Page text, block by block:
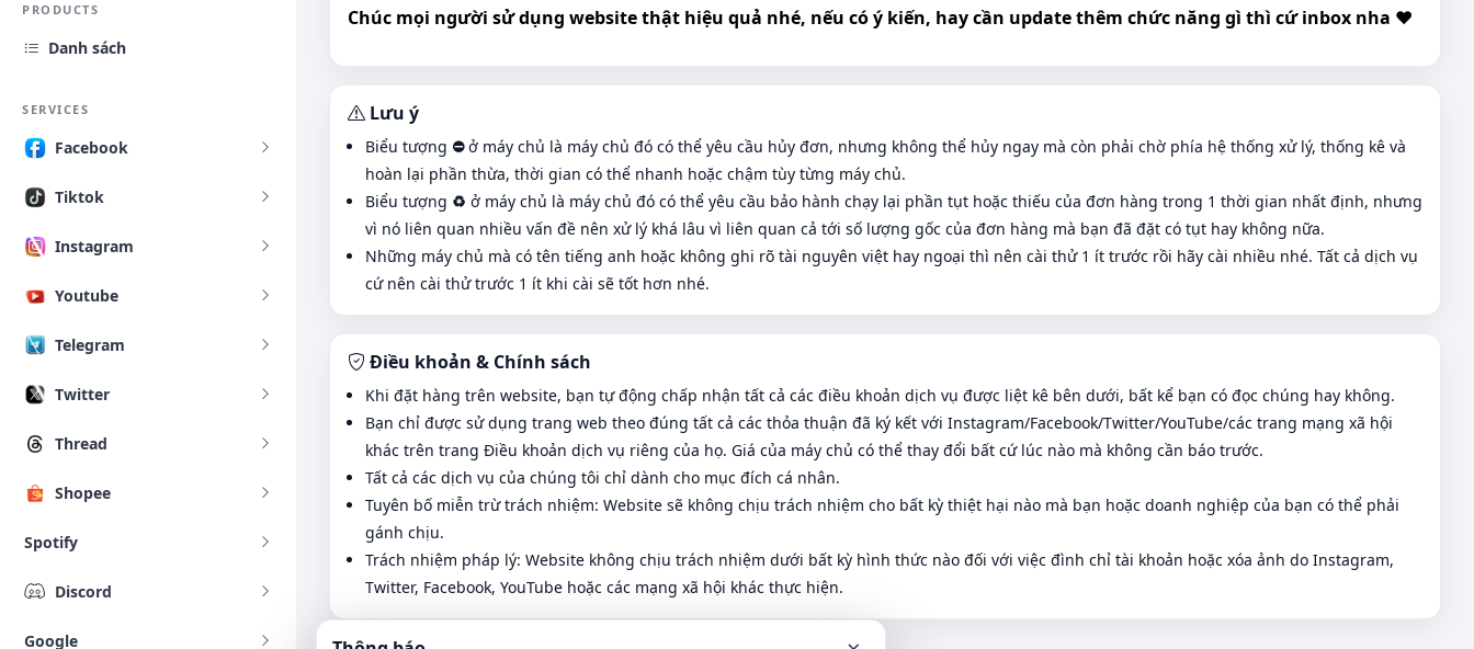
PRODUCTS
Danh sách
SERVICES
Facebook
Tiktok
Instagram
Youtube
Telegram
Twitter
Thread
Shopee
Spotify
Discord
Google
Chúc mọi người sử dụng website thật hiệu quả nhé, nếu có ý kiến, hay cần update thêm chức năng gì thì cứ inbox nha ❤️
Lưu ý
Biểu tượng ⛔ở máy chủ là máy chủ đó có thể yêu cầu hủy đơn, nhưng không thể hủy ngay mà còn phải chờ phía hệ thống xử lý, thống kê và
hoàn lại phần thừa, thời gian có thể nhanh hoặc chậm tùy từng máy chủ.
Biểu tượng ♻️ ở máy chủ là máy chủ đó có thể yêu cầu bảo hành chạy lại phần tụt hoặc thiếu của đơn hàng trong 1 thời gian nhất định, nhưng
vì nó liên quan nhiều vấn đề nên xử lý khá lâu vì liên quan cả tới số lượng gốc của đơn hàng mà bạn đã đặt có tụt hay không nữa.
Những máy chủ mà có tên tiếng anh hoặc không ghi rõ tài nguyên việt hay ngoại thì nên cài thử 1 ít trước rồi hãy cài nhiều nhé. Tất cả dịch vụ
cứ nên cài thử trước 1 ít khi cài sẽ tốt hơn nhé.
Điều khoản & Chính sách
Khi đặt hàng trên website, bạn tự động chấp nhận tất cả các điều khoản dịch vụ được liệt kê bên dưới, bất kể bạn có đọc chúng hay không.
Bạn chỉ được sử dụng trang web theo đúng tất cả các thỏa thuận đã ký kết với Instagram/Facebook/Twitter/YouTube/các trang mạng xã hội
khác trên trang Điều khoản dịch vụ riêng của họ. Giá của máy chủ có thể thay đổi bất cứ lúc nào mà không cần báo trước.
Tất cả các dịch vụ của chúng tôi chỉ dành cho mục đích cá nhân.
Tuyên bố miễn trừ trách nhiệm: Website sẽ không chịu trách nhiệm cho bất kỳ thiệt hại nào mà bạn hoặc doanh nghiệp của bạn có thể phải
gánh chịu.
Trách nhiệm pháp lý: Website không chịu trách nhiệm dưới bất kỳ hình thức nào đối với việc đình chỉ tài khoản hoặc xóa ảnh do Instagram,
Twitter, Facebook, YouTube hoặc các mạng xã hội khác thực hiện.